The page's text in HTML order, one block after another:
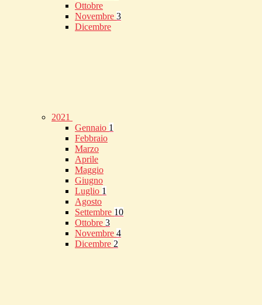
Ottobre
Novembre 3
Dicembre
2021
Gennaio 1
Febbraio
Marzo
Aprile
Maggio
Giugno
Luglio 1
Agosto
Settembre 10
Ottobre 3
Novembre 4
Dicembre 2